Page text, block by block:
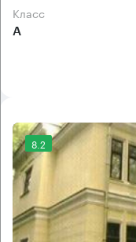
класс
А
8.2